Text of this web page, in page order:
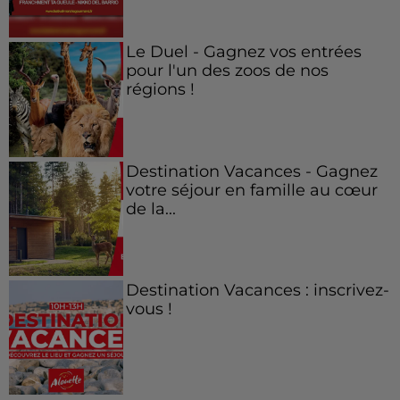
Le Duel - Gagnez vos entrées
pour l'un des zoos de nos
régions !
Destination Vacances - Gagnez
votre séjour en famille au cœur
de la...
Destination Vacances : inscrivez-
vous !